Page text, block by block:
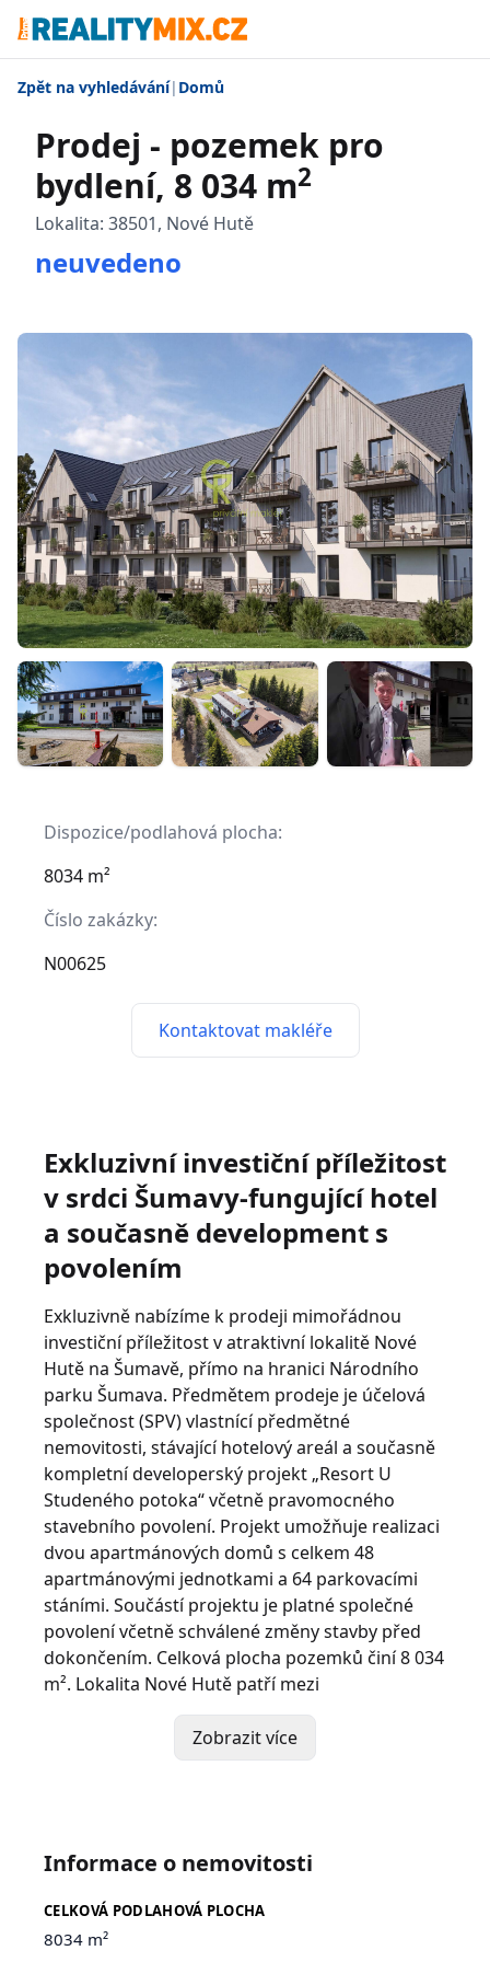
Zpět na vyhledávání| Domů
Prodej - pozemek pro
bydlení, 8 034 m2
Lokalita: 38501, Nové Hutě
neuvedeno
Dispozice/podlahová plocha:
8034 m²
Číslo zakázky:
N00625
Kontaktovat makléře
Exkluzivní investiční příležitost
v srdci Šumavy-fungující hotel
a současně development s
povolením
Exkluzivně nabízíme k prodeji mimořádnou
investiční příležitost v atraktivní lokalitě Nové
Hutě na Šumavě, přímo na hranici Národního
parku Šumava. Předmětem prodeje je účelová
společnost (SPV) vlastnící předmětné
nemovitosti, stávající hotelový areál a současně
kompletní developerský projekt „Resort U
Studeného potoka“ včetně pravomocného
stavebního povolení. Projekt umožňuje realizaci
dvou apartmánových domů s celkem 48
apartmánovými jednotkami a 64 parkovacími
stáními. Součástí projektu je platné společné
povolení včetně schválené změny stavby před
dokončením. Celková plocha pozemků činí 8 034
m². Lokalita Nové Hutě patří mezi
nejvyhledávanější horské destinace Šumavy díky
své nadmořské výšce cca 1 050 m n. m.,
kvalitním sněhovým podmínkám a celoroční
• fungující hotelový provoz
• pravomocné stavební povolení
Zobrazit více
Informace o nemovitosti
CELKOVÁ PODLAHOVÁ PLOCHA
8034 m²